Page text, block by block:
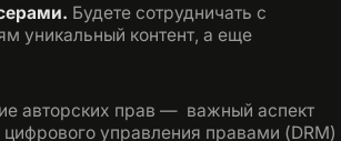
Будете сотрудничать с
уникальный контент, а еще
авторских прав — важный аспект
управления правами (DRM)